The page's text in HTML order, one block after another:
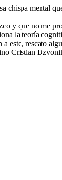
mental
y que no me
la teoría
rescato
Cristian